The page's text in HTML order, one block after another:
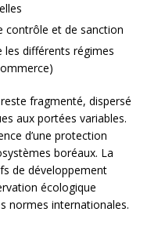
contrôle et de sanction
les différents régimes
reste fragmenté, dispersé
aux portées variables.
d’une protection
boréaux. La
de développement
écologique
normes internationales.